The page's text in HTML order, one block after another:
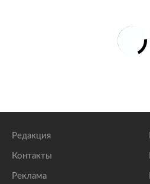
Редакция
Контакты
Реклама